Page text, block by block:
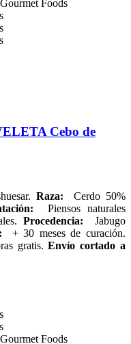
Cebo de
Raza: Cerdo 50%
Piensos naturales
Procedencia: Jabugo
+ 30 meses de curación.
gratis.Envío cortado a